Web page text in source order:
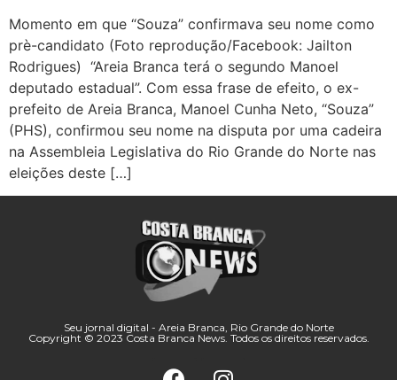
Momento em que “Souza” confirmava seu nome como
prè-candidato (Foto reprodução/Facebook: Jailton
Rodrigues) “Areia Branca terá o segundo Manoel
deputado estadual”. Com essa frase de efeito, o ex-
prefeito de Areia Branca, Manoel Cunha Neto, “Souza”
(PHS), confirmou seu nome na disputa por uma cadeira
na Assembleia Legislativa do Rio Grande do Norte nas
eleições deste […]
Seu jornal digital - Areia Branca, Rio Grande do Norte
Copyright © 2023 Costa Branca News. Todos os direitos reservados.